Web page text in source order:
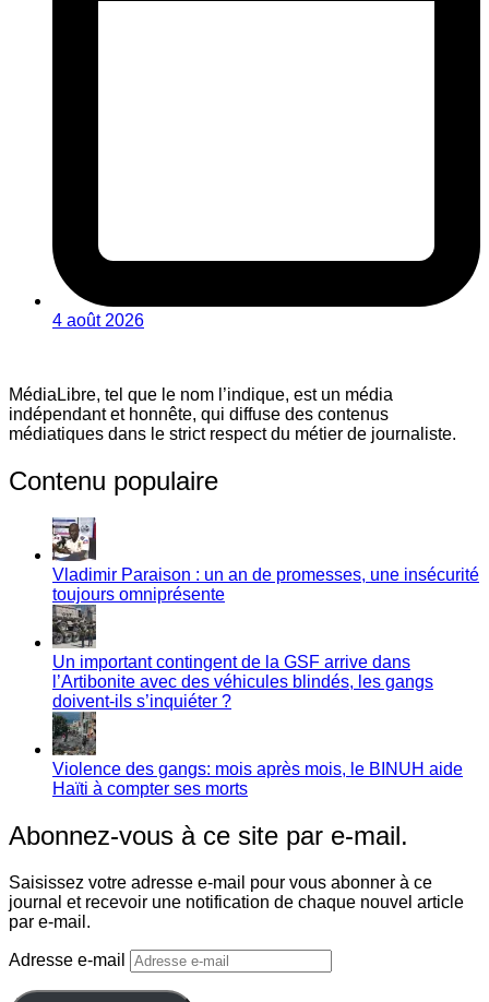
4 août 2026
MédiaLibre, tel que le nom l’indique, est un média
indépendant et honnête, qui diffuse des contenus
médiatiques dans le strict respect du métier de journaliste.
Contenu populaire
Vladimir Paraison : un an de promesses, une insécurité
toujours omniprésente
Un important contingent de la GSF arrive dans
l’Artibonite avec des véhicules blindés, les gangs
doivent-ils s’inquiéter ?
Violence des gangs: mois après mois, le BINUH aide
Haïti à compter ses morts
Abonnez-vous à ce site par e-mail.
Saisissez votre adresse e-mail pour vous abonner à ce
journal et recevoir une notification de chaque nouvel article
par e-mail.
Adresse e-mail